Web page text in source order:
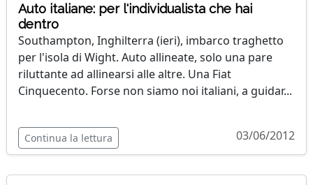
Auto italiane: per l'individualista che hai
dentro
Southampton, Inghilterra (ieri), imbarco traghetto
per l'isola di Wight. Auto allineate, solo una pare
riluttante ad allinearsi alle altre. Una Fiat
Cinquecento. Forse non siamo noi italiani, a guidar...
Continua la lettura 03/06/2012